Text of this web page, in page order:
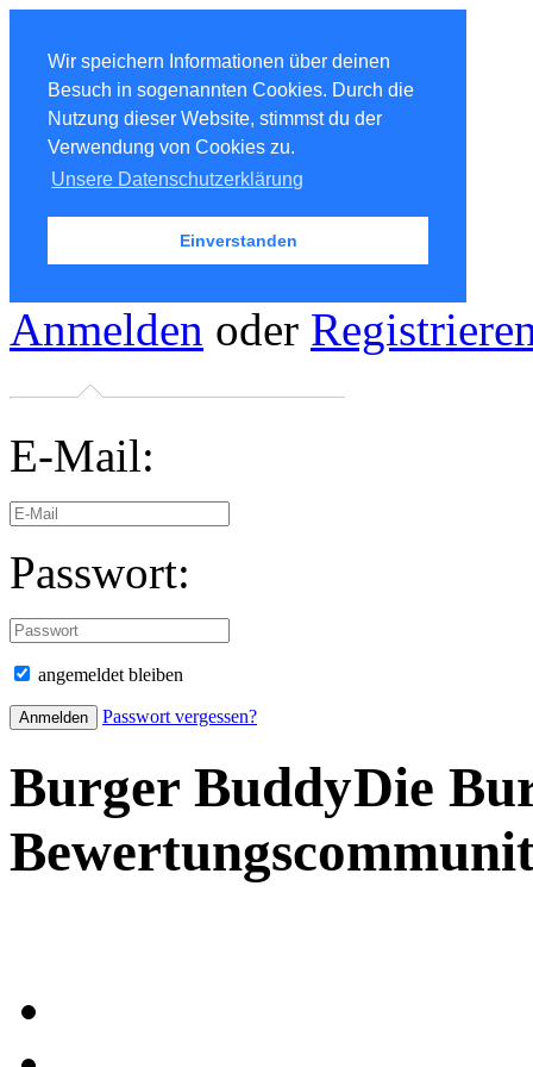
Wir speichern Informationen über deinen
Besuch in sogenannten Cookies. Durch die
Nutzung dieser Website, stimmst du der
Verwendung von Cookies zu.
Unsere Datenschutzerklärung
Einverstanden
Anmelden oder
E-Mail:
Passwort:
angemeldet bleiben
Passwort vergessen?
Burger BuddyDie